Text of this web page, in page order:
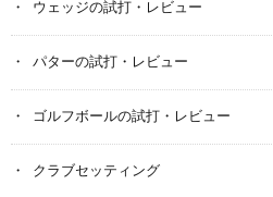
ウェッジの試打・レビュー
パターの試打・レビュー
ゴルフボールの試打・レビュー
クラブセッティング